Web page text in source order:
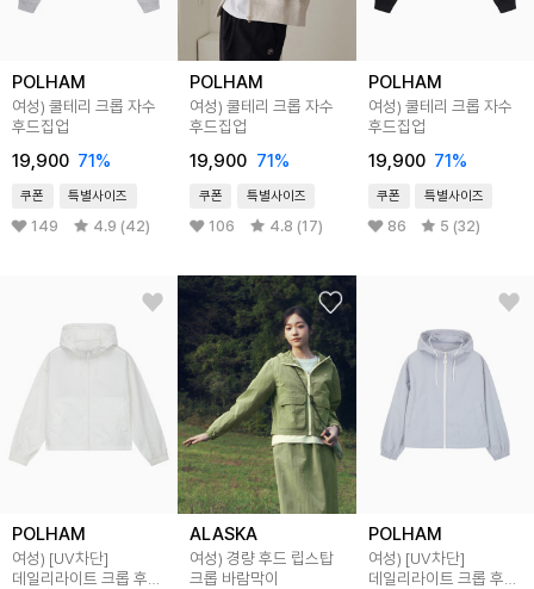
POLHAM
여성) 쿨테리 크롭 자수
후드집업
19,900 71%
쿠폰 특별사이즈
149 4.9 (42)
POLHAM
여성) 쿨테리 크롭 자수
후드집업
19,900 71%
쿠폰 특별사이즈
106 4.8 (17)
POLHAM
여성) 쿨테리 크롭 자수
후드집업
19,900 71%
쿠폰 특별사이즈
86 5 (32)
POLHAM
여성) [UV차단]
데일리라이트 크롭 후드
ALASKA
여성) 경량 후드 립스탑
크롭 바람막이
POLHAM
여성) [UV차단]
데일리라이트 크롭 후드